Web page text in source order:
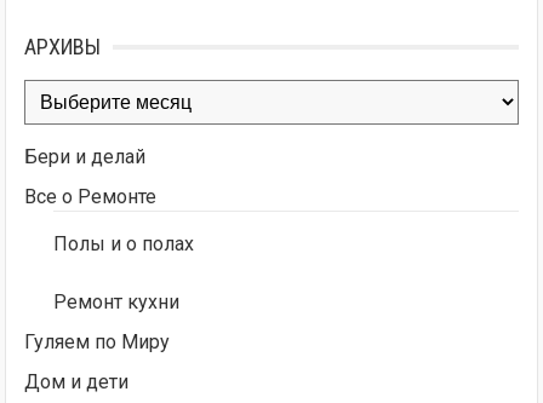
АРХИВЫ
Архивы
Бери и делай
Все о Ремонте
Полы и о полах
Ремонт кухни
Гуляем по Миру
Дом и дети